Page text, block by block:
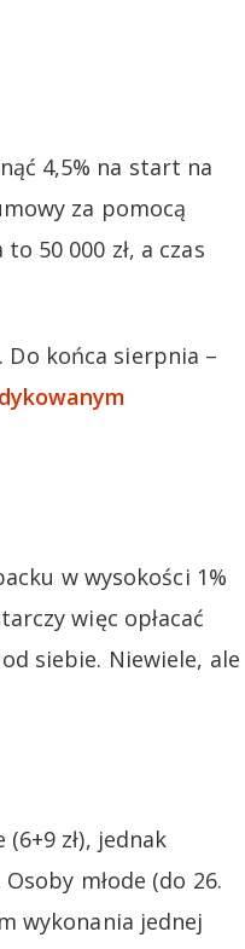
4,5% na start na
za pomocą
50 000 zł, a czas
Do końca sierpnia –
w wysokości 1%
więc opłacać
siebie. Niewiele, ale
zł), jednak
młode (do 26.
wykonania jednej